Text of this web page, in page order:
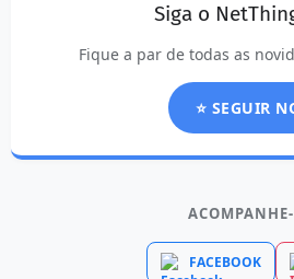
Siga o
Fique a par de todas as
⭐ SEGUIR
FACEBOOK